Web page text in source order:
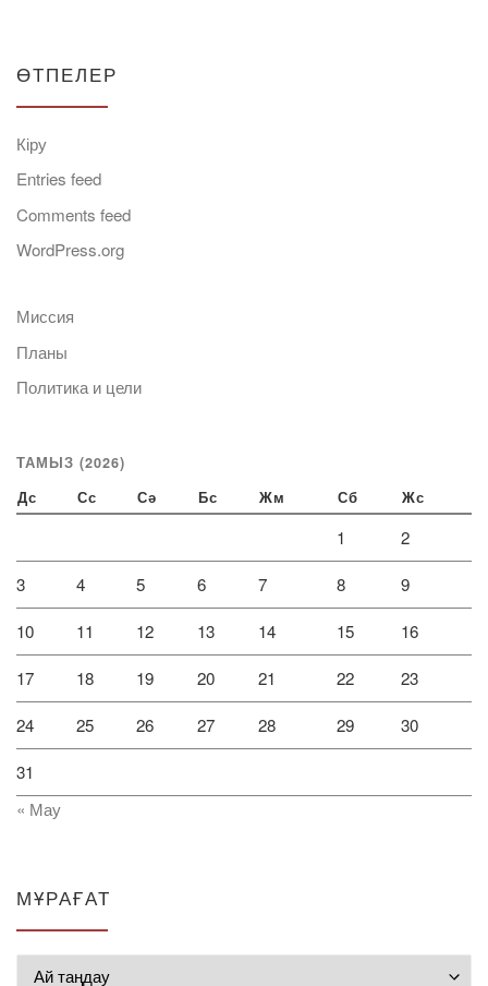
ӨТПЕЛЕР
Кіру
Entries feed
Comments feed
WordPress.org
Миссия
Планы
Политика и цели
ТАМЫЗ (2026)
Дс Сс Сә Бс Жм Сб Жс
1 2
3 4 5 6 7 8 9
10 11 12 13 14 15 16
17 18 19 20 21 22 23
24 25 26 27 28 29 30
31
« Мау
МҰРАҒАТ